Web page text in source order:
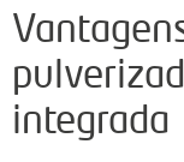
integrada